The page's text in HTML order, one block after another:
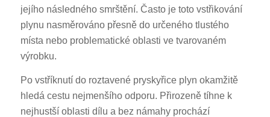
jejího následného smrštění. Často je toto vstřikování
plynu nasměrováno přesně do určeného tlustého
místa nebo problematické oblasti ve tvarovaném
výrobku.
Po vstříknutí do roztavené pryskyřice plyn okamžitě
hledá cestu nejmenšího odporu. Přirozeně tíhne k
nejhustší oblasti dílu a bez námahy prochází